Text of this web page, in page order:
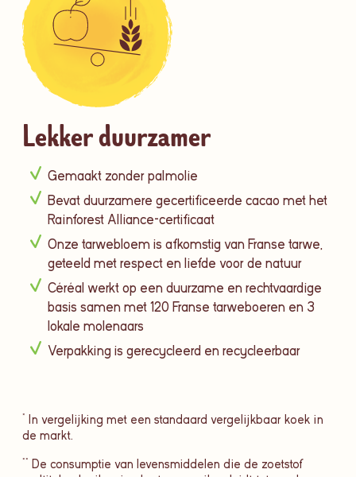
Lekker duurzamer
Gemaakt zonder palmolie
Bevat duurzamere gecertificeerde cacao met het
Rainforest Alliance-certificaat
Onze tarwebloem is afkomstig van Franse tarwe,
geteeld met respect en liefde voor de natuur
Céréal werkt op een duurzame en rechtvaardige
basis samen met 120 Franse tarweboeren en 3
lokale molenaars
Verpakking is gerecycleerd en recycleerbaar
* In vergelijking met een standaard vergelijkbaar koek in
de markt.
** De consumptie van levensmiddelen die de zoetstof